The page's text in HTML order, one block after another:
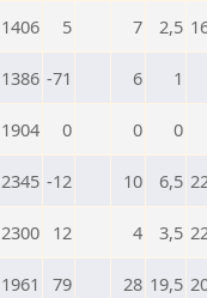
1406 5 7 2,5
1386 -71 6 1
1904 0 0 0
2345 -12 10 6,5
2300 12 4 3,5
1961 79 28 19,5